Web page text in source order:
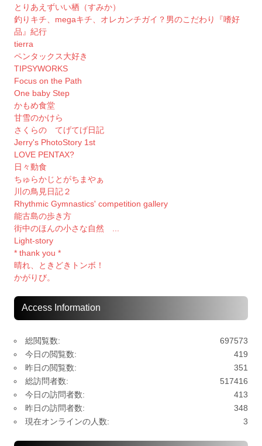
とりあえずいい栖（すみか）
釣りキチ、megaキチ、オレカンチガイ？男のこだわり『嗜好
品』紀行
tierra
ペンタックス大好き
TIPSYWORKS
Focus on the Path
One baby Step
かもめ食堂
甘雪のかけら
さくらの てげてげ日記
Jerry's PhotoStory 1st
LOVE PENTAX?
日々動食
ちゅらかじとがちまやぁ
川の鳥見日記２
Rhythmic Gymnastics' competition gallery
能古島の歩き方
街中のほんの小さな自然 ...
Light-story
* thank you *
晴れ、ときどきトンボ！
かがりび。
Access Information
697573
総閲覧数:
419
今日の閲覧数:
351
昨日の閲覧数:
517416
総訪問者数:
413
今日の訪問者数:
348
昨日の訪問者数:
3
現在オンラインの人数: